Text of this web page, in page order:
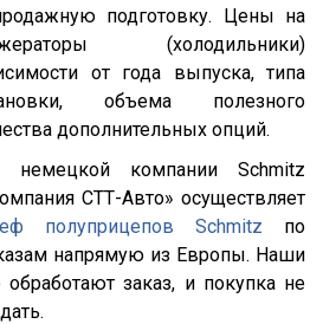
подготовку. Цены на
(холодильники)
от года выпуска, типа
объема полезного
дополнительных опций.
немецкой компании Schmitz
СТТ-Авто» осуществляет
полуприцепов Schmitz по
напрямую из Европы. Наши
заказ, и покупка не